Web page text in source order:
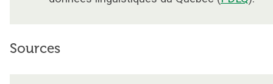
Sources